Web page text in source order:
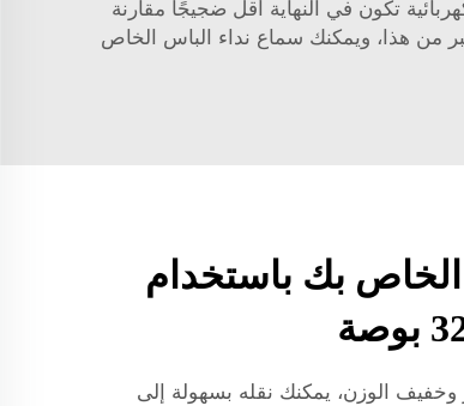
تكون في النهاية أقل ضجيجًا مقارنة
من هذا، ويمكنك سماع نداء الباس الخاص
الخاص بك باستخدام
الوزن، يمكنك نقله بسهولة إلى